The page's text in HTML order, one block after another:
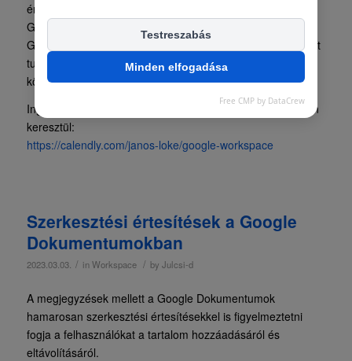
érdemes egyeztetni a DOCCA-val, mint hivatalos magyar
Google Workspace reseller partnerrel, akik több éves
Google reselleri tapasztalatuknak köszönhetően segítséget
tudnak nyújtani az elérhető egyénre szabott
költségoptimalizálási lehetőségek kapcsolatban.
Ingyenes konzultációért foglaljon időpontot az alábbi linken
keresztül:
https://calendly.com/janos-loke/google-workspace
Szerkesztési értesítések a Google
Dokumentumokban
2023.03.03. / inWorkspace / by Julcsi-d
A megjegyzések mellett a Google Dokumentumok
hamarosan szerkesztési értesítésekkel is figyelmeztetni
fogja a felhasználókat a tartalom hozzáadásáról és
eltávolításáról.
Minden elfogadása
Testreszabás
Free CMP by DataCrew